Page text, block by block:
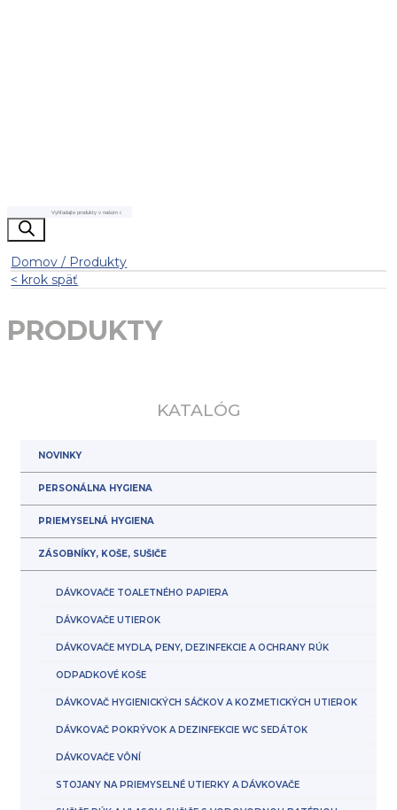
Products
search
Domov / Produkty
< krok späť
PRODUKTY
KATALÓG
NOVINKY
PERSONÁLNA HYGIENA
PRIEMYSELNÁ HYGIENA
ZÁSOBNÍKY, KOŠE, SUŠIČE
DÁVKOVAČE TOALETNÉHO PAPIERA
DÁVKOVAČE UTIEROK
DÁVKOVAČE MYDLA, PENY, DEZINFEKCIE A OCHRANY RÚK
ODPADKOVÉ KOŠE
DÁVKOVAČ HYGIENICKÝCH SÁČKOV A KOZMETICKÝCH UTIEROK
DÁVKOVAČ POKRÝVOK A DEZINFEKCIE WC SEDÁTOK
DÁVKOVAČE VÔNÍ
STOJANY NA PRIEMYSELNÉ UTIERKY A DÁVKOVAČE